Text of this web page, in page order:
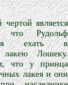
чертой является
что Рудольф
ехать в
лакею Лошеку.
что у принца
лакея и они